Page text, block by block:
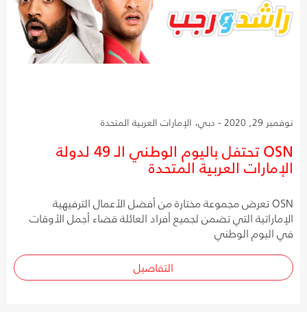
نوفمبر 29, 2020 - دبي، الإمارات العربية المتحدة
OSN تحتفل باليوم الوطني الـ 49 لدولة
الإمارات العربية المتحدة
OSN تعرض مجموعة مختارة من أفضل الأعمال الترفيهية
الإماراتية التي تضمن لجميع أفراد العائلة قضاء أجمل الأوقات
في اليوم الوطني
التفاصيل